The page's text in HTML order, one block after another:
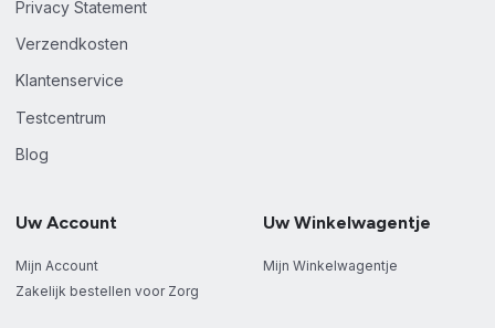
Privacy Statement
Verzendkosten
Klantenservice
Testcentrum
Blog
Uw Account
Mijn Account
Zakelijk bestellen voor Zorg
Uw Winkelwagentje
Mijn Winkelwagentje